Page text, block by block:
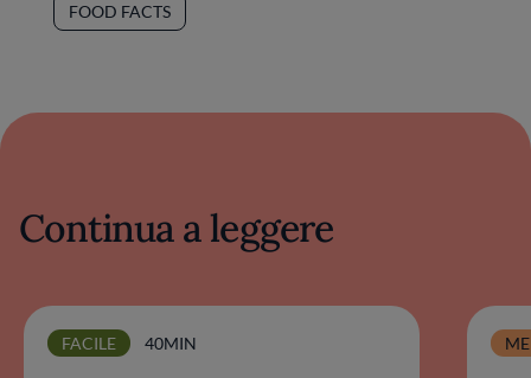
FOOD FACTS
Continua a leggere
FACILE 40MIN